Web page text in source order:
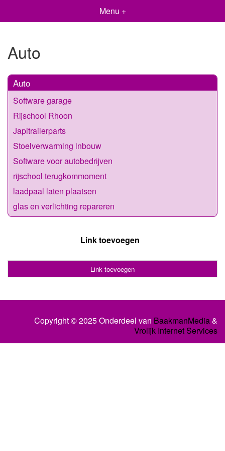
Menu +
Auto
Auto
Software garage
Rijschool Rhoon
Japitrailerparts
Stoelverwarming inbouw
Software voor autobedrijven
rijschool terugkommoment
laadpaal laten plaatsen
glas en verlichting repareren
Link toevoegen
Link toevoegen
Copyright © 2025 Onderdeel van BaakmanMedia&
Vrolijk Internet Services